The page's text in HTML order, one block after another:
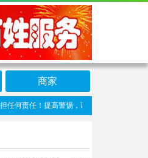
商家
责任！提高警惕，谨防诈骗！做推广、做